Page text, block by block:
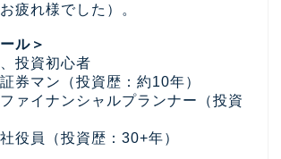
疲れ様でした）。
ル＞
投資初心者
券マン（投資歴：約10年）
ァイナンシャルプランナー（投資
役員（投資歴：30+年）